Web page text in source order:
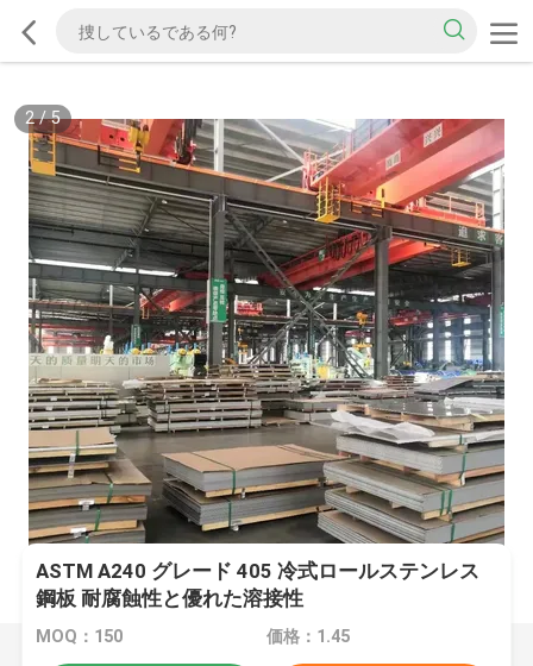
2/5
ASTM A240 グレード 405 冷式ロールステンレス
鋼板 耐腐蝕性と優れた溶接性
MOQ：150 価格：1.45